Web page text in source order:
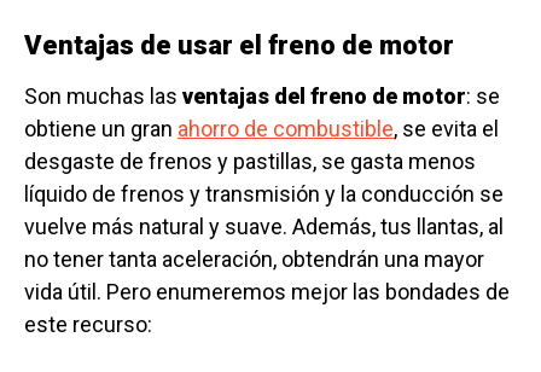
Ventajas de usar el freno de motor
Son muchas las ventajas del freno de motor: se
obtiene un gran ahorro de combustible, se evita el
desgaste de frenos y pastillas, se gasta menos
líquido de frenos y transmisión y la conducción se
vuelve más natural y suave. Además, tus llantas, al
no tener tanta aceleración, obtendrán una mayor
vida útil. Pero enumeremos mejor las bondades de
este recurso: